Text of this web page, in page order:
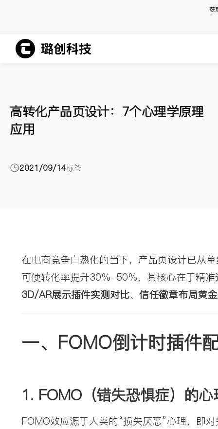
获
高转化产品页设计：7个心理学原理
应用
2021/09/14标签
在电商竞争白热化的当下，产品页设计已从
可使转化率提升30%-50%，其核心在于精
3D/AR展示插件实测对比、 信任徽章布局黄
一、FOMO倒计时插件
1. FOMO（错失恐惧症）的
FOMO效应源于人类的“损失厌恶”心理，即